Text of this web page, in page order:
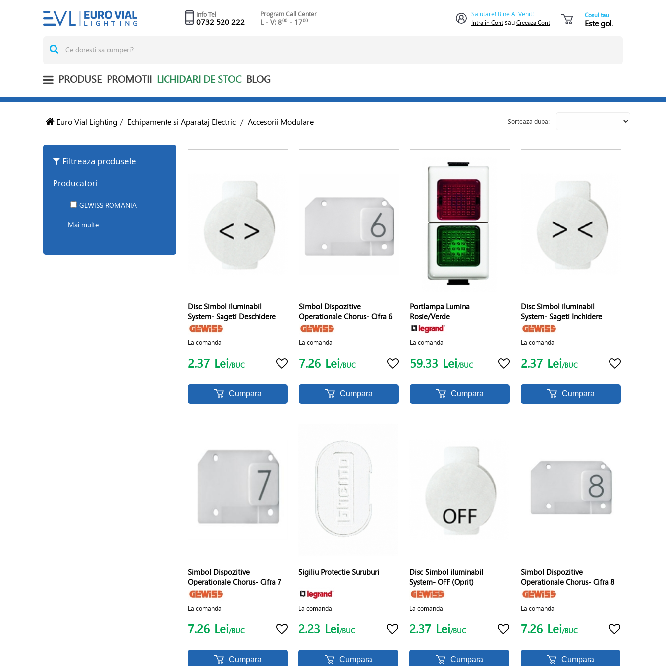
Info Tel
0732 520 222
Program Call Center
L - V: 800 - 1700
Salutare! Bine Ai Venit!
Intra in ContsauCreeaza Cont
Cosul tau
Este gol.
PRODUSE PROMOTII LICHIDARI DE STOC BLOG
Euro Vial Lighting / Echipamente si Aparataj Electric / Accesorii Modulare Sorteaza dupa:
Filtreaza produsele
Producatori
GEWISS ROMANIA
Mai multe
Disc Simbol iluminabil
System- Sageti Deschidere
La comanda
2.37 Lei/BUC
Cumpara
Simbol Dispozitive
Operationale Chorus- Cifra 6
La comanda
7.26 Lei/BUC
Cumpara
Portlampa Lumina
Rosie/Verde
La comanda
59.33 Lei/BUC
Cumpara
Disc Simbol iluminabil
System- Sageti Inchidere
La comanda
2.37 Lei/BUC
Cumpara
Simbol Dispozitive
Operationale Chorus- Cifra 7
La comanda
7.26 Lei/BUC
Cumpara
Sigiliu Protectie Suruburi
La comanda
2.23 Lei/BUC
Cumpara
Disc Simbol iluminabil
System- OFF (Oprit)
La comanda
2.37 Lei/BUC
Cumpara
Simbol Dispozitive
Operationale Chorus- Cifra 8
La comanda
7.26 Lei/BUC
Cumpara